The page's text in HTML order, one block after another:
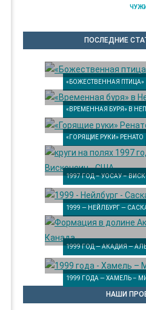
ПОСЛЕДНИЕ
«БОЖЕСТВЕННАЯ ПТИЦА»
«ВРЕМЕННАЯ БУРЯ» В
«ГОРЯЩИЕ РУКИ» РЕНАТО
1997 ГОД – УОСАУ –
1999 — НЕЙЛБУРГ —
1999 ГОД — АКАДИЯ —
1999 ГОДА — ХАМЕЛЬ –
НАШИ